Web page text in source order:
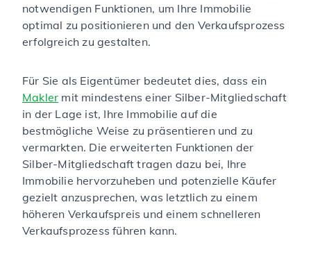
notwendigen Funktionen, um Ihre Immobilie
optimal zu positionieren und den Verkaufsprozess
erfolgreich zu gestalten.
Für Sie als Eigentümer bedeutet dies, dass ein
Makler mit mindestens einer Silber-Mitgliedschaft
in der Lage ist, Ihre Immobilie auf die
bestmögliche Weise zu präsentieren und zu
vermarkten. Die erweiterten Funktionen der
Silber-Mitgliedschaft tragen dazu bei, Ihre
Immobilie hervorzuheben und potenzielle Käufer
gezielt anzusprechen, was letztlich zu einem
höheren Verkaufspreis und einem schnelleren
Verkaufsprozess führen kann.